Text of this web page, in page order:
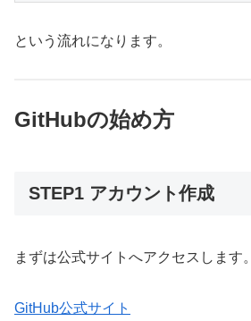
という流れになります。
GitHubの始め方
STEP1 アカウント作成
まずは公式サイトへアクセスします。
GitHub公式サイト